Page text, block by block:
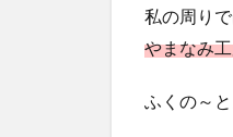
私の周り
やまなみ
ふくの～